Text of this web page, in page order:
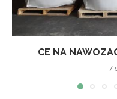
CE NA
7